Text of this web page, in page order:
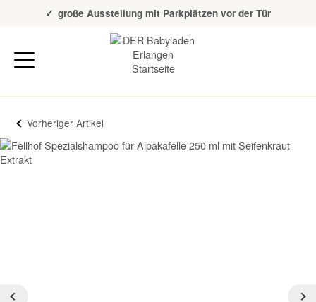
Über 20 Jahre Erfahrung
große Ausstellung mit Parkplätzen vor der Tür
Vorheriger Artikel